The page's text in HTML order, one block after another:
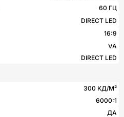
60 ГЦ
DIRECT LED
16:9
VA
DIRECT LED
300 КД/М²
6000:1
ДА